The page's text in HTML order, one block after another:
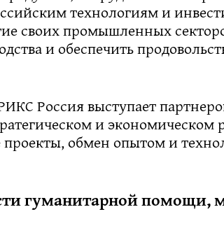
технологиям и
своих промышленных
и обеспечить
Россия выступает
и экономическом
обмен опытом и
гуманитарной